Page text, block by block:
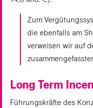
Zum
die ebenfalls am
verweisen wir auf
Long Term
Führungskräfte des